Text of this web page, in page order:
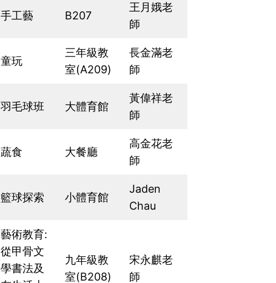
手工藝 B207
王月娥老
師
童玩
三年級教
室(A209)
長金滿老
師
羽毛球班 大體育館
黃偉祥老
師
蔬食 大餐廳
高金花老
師
籃球探索 小體育館
Jaden
Chau
藝術教育:
從甲骨文
學書法及
九年級教
室(B208)
宋永麒老
師